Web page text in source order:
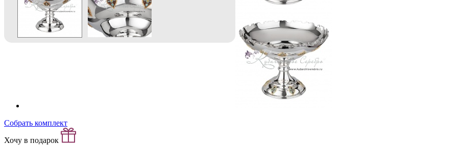
Собрать комплект
Хочу в подарок